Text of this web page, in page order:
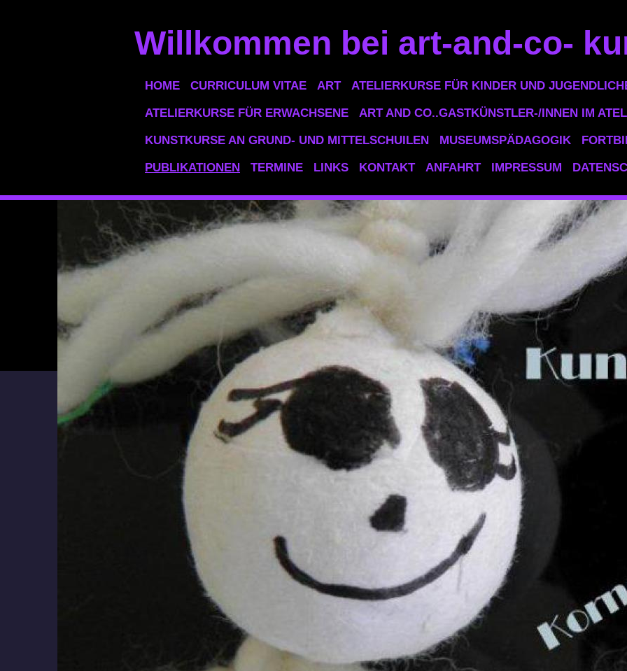
Willkommen bei art-and-co-
HOME CURRICULUM VITAE ART ATELIERKURSE FÜR KINDER UND
ATELIERKURSE FÜR ERWACHSENE ART AND CO..GASTKÜNSTLER-/INNEN IM
KUNSTKURSE AN GRUND- UND MITTELSCHUILEN MUSEUMSPÄDAGOGIK
PUBLIKATIONEN TERMINE LINKS KONTAKT ANFAHRT IMPRESSUM